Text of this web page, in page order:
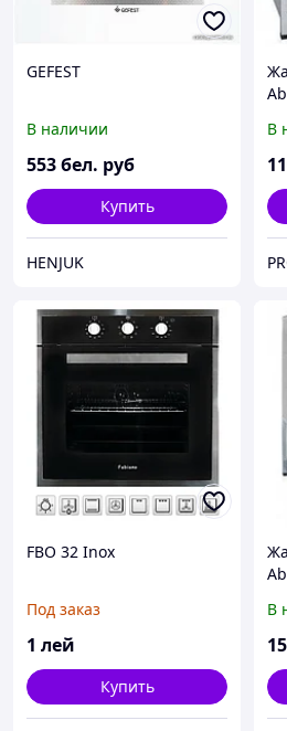
GEFEST
В наличии
553бел. руб
Купить
HENJUK
В
FBO 32 Inox
Под заказ
1 лей
Купить
В